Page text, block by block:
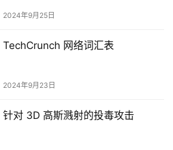
2024年9月25日
TechCrunch 网络词汇表
2024年9月23日
针对 3D 高斯溅射的投毒攻击